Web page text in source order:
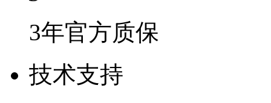
3年官方质保
技术支持